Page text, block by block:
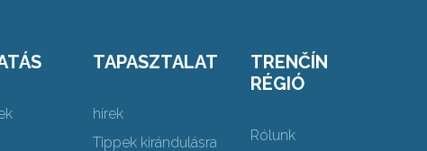
TAPASZTALAT
hírek
Tippek kirándulásra
TRENČÍN
RÉGIÓ
Rólunk